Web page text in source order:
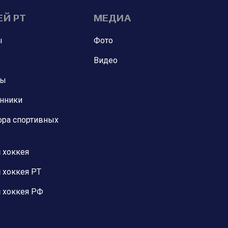
РТ
спортивных
хоккея
хоккея РТ
хоккея РФ
МЕДИА
Фото
Видео